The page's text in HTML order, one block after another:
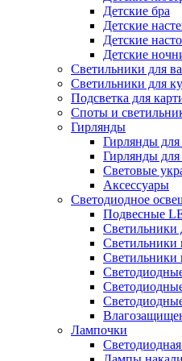
Детские бра
Детские
Детские
Детские
Светильники для
Светильники для
Подсветка для
Споты и
Гирлянды
Гирлянды
Гирлянды для
Световые
Аксессуары
Светодиодное
Подвесные
Светильники
Светильники
Светильники
Лампочки